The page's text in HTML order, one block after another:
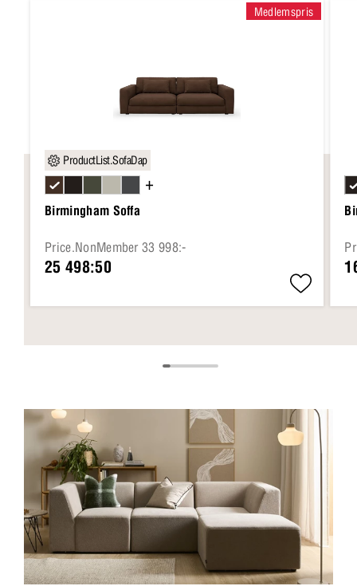
Medlemspris
ProductList.SofaDap
Birmingham Soffa
Price.NonMember 33 998:-
25 498:50
+